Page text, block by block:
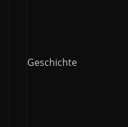
Geschichte